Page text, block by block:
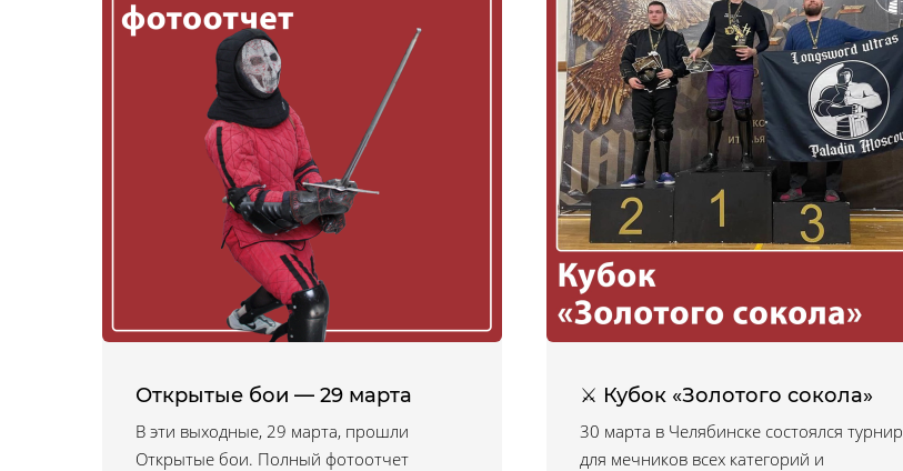
Открытые бои — 29 марта
В эти выходные, 29 марта, прошли
Открытые бои. Полный фотоотчет
⚔ Кубок «Золотого сокола»
30 марта в Челябинске состоялся турнир
для мечников всех категорий и